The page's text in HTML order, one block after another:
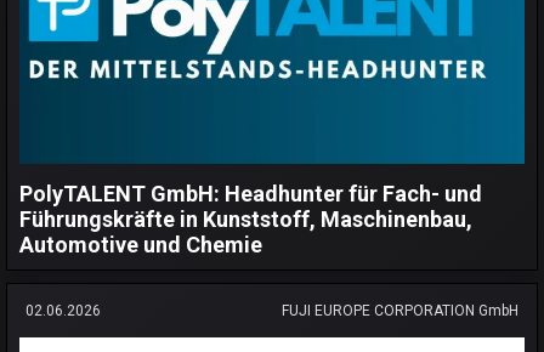
PolyTALENT GmbH: Headhunter für Fach- und
Führungskräfte in Kunststoff, Maschinenbau,
Automotive und Chemie
02.06.2026 FUJI EUROPE CORPORATION GmbH